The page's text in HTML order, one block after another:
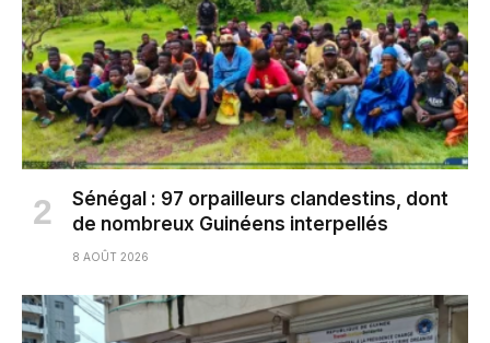
Sénégal : 97 orpailleurs clandestins, dont
de nombreux Guinéens interpellés
8 AOÛT 2026